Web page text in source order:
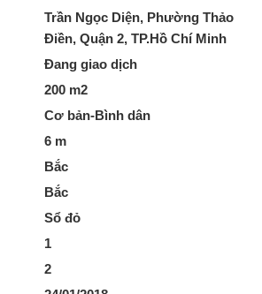
Trần Ngọc Diện, Phường Thảo
Điền, Quận 2, TP.Hồ Chí Minh
Đang giao dịch
200 m2
Cơ bản-Bình dân
6 m
Bắc
Bắc
Sổ đỏ
1
2